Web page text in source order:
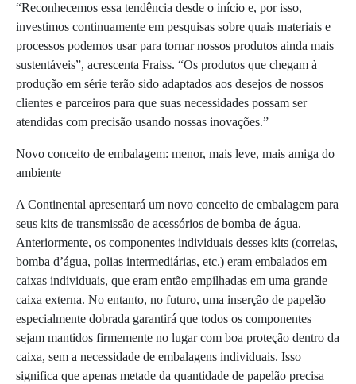
“Reconhecemos essa tendência desde o início e, por isso,
investimos continuamente em pesquisas sobre quais materiais e
processos podemos usar para tornar nossos produtos ainda mais
sustentáveis”, acrescenta Fraiss. “Os produtos que chegam à
produção em série terão sido adaptados aos desejos de nossos
clientes e parceiros para que suas necessidades possam ser
atendidas com precisão usando nossas inovações.”
Novo conceito de embalagem: menor, mais leve, mais amiga do
ambiente
A Continental apresentará um novo conceito de embalagem para
seus kits de transmissão de acessórios de bomba de água.
Anteriormente, os componentes individuais desses kits (correias,
bomba d’água, polias intermediárias, etc.) eram embalados em
caixas individuais, que eram então empilhadas em uma grande
caixa externa. No entanto, no futuro, uma inserção de papelão
especialmente dobrada garantirá que todos os componentes
sejam mantidos firmemente no lugar com boa proteção dentro da
caixa, sem a necessidade de embalagens individuais. Isso
significa que apenas metade da quantidade de papelão precisa